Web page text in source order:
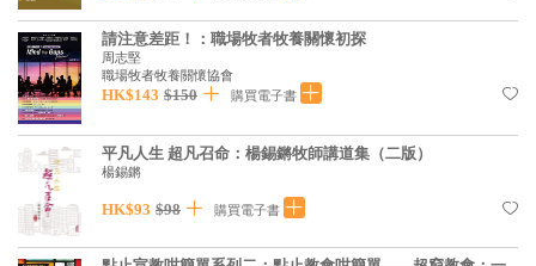
哲學／宗教比較
見證／傳記
文藝／勵志
童書
請注意差距！：職場牧者牧養關懷初探
周志堅
職場牧者牧養關懷協會
HK$143 $150 購買電子書
平凡人生 超凡召命：楊錫鏘牧師講道集（二版）
楊錫鏘
HK$93 $98 購買電子書